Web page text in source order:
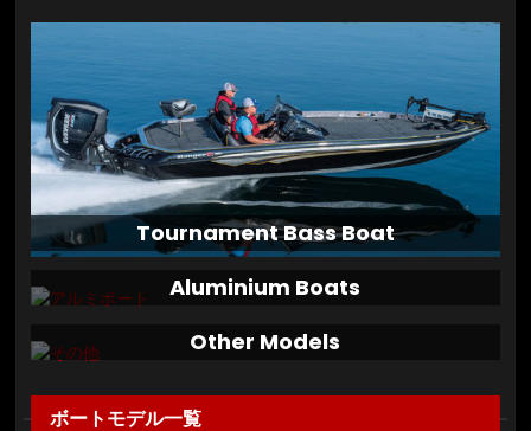
Tournament Bass Boat
Aluminium Boats
Other Models
ボートモデル一覧